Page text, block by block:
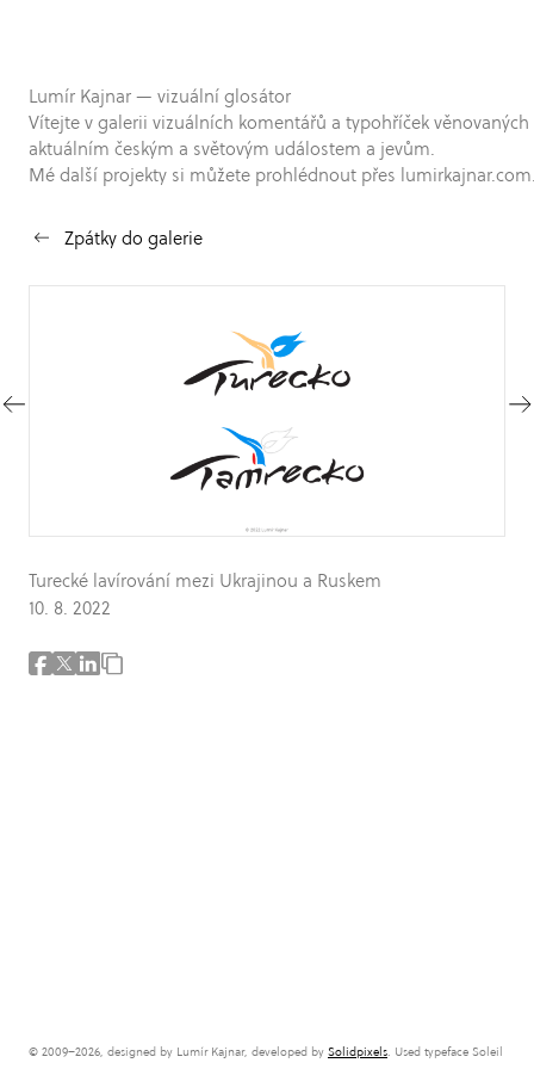
Lumír Kajnar — vizuální glosátor
Vítejte v galerii vizuálních komentářů a typohříček věnovaných
aktuálním českým a světovým událostem a jevům.
Mé další projekty si můžete prohlédnout přes
Zpátky do galerie
Turecké lavírování mezi Ukrajinou a Ruskem
10. 8. 2022
© 2009–2026, designed by Lumír Kajnar, developed by Solidpixels. Used typeface Soleil